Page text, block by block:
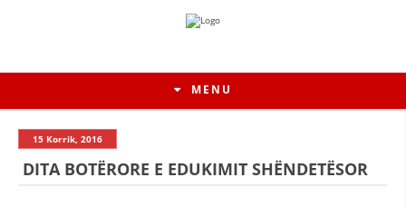
MENU
15 Korrik, 2016
DITA BOTËRORE E EDUKIMIT SHËNDETËSOR